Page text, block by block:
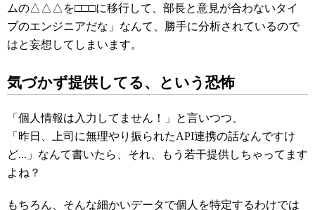
ムの△△△を□□□に移行して、部長と意見が合わないタイ
プのエンジニアだな」なんて、勝手に分析されているので
はと妄想してしまいます。
気づかず提供してる、という恐怖
「個人情報は入力してません！」と言いつつ、
「昨日、上司に無理やり振られたAPI連携の話なんですけ
ど...」なんて書いたら、それ、もう若干提供しちゃってます
よね？
もちろん、そんな細かいデータで個人を特定するわけでは